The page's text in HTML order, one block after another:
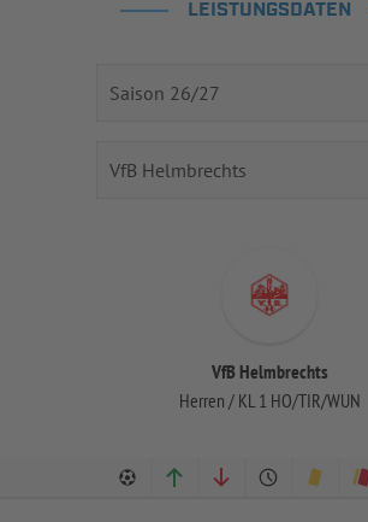
LEISTUNGSDATEN
VfB Helmbrechts
Herren / KL 1 HO/TIR/WUN